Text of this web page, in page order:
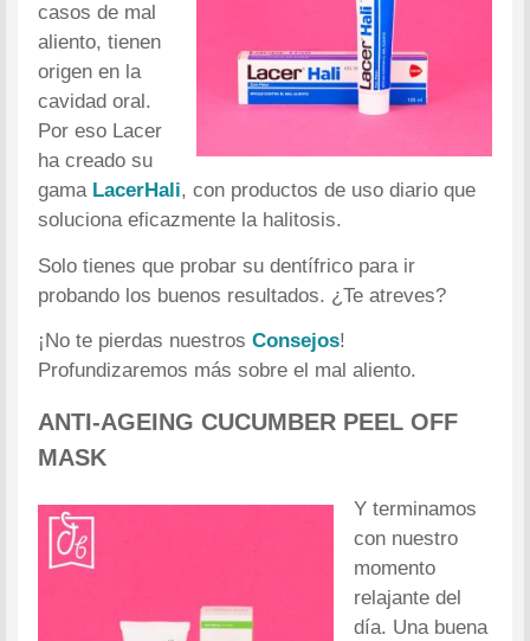
casos de mal
aliento, tienen
origen en la
cavidad oral.
Por eso Lacer
ha creado su
gama LacerHali, con productos de uso diario que
soluciona eficazmente la halitosis.
Solo tienes que probar su dentífrico para ir
probando los buenos resultados. ¿Te atreves?
¡No te pierdas nuestrosConsejos!
Profundizaremos más sobre el mal aliento.
ANTI-AGEING CUCUMBER PEEL OFF
MASK
Y terminamos
con nuestro
momento
relajante del
día. Una buena